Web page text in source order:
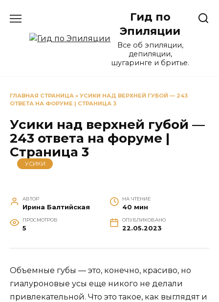
Гид по
Эпиляции
Все об эпиляции,
депиляции,
шугаринге и бритье.
ГЛАВНАЯ СТРАНИЦА » УСИКИ НАД ВЕРХНЕЙ ГУБОЙ — 243
ОТВЕТА НА ФОРУМЕ | СТРАНИЦА 3
Усики над верхней губой —
243 ответа на форуме |
Страница 3
УСИКИ
АВТОР
Ирина Балтийская
НА ЧТЕНИЕ
40 мин
ПРОСМОТРОВ
5
ОПУБЛИКОВАНО
22.05.2023
Объемные губы — это, конечно, красиво, но
гиалуроновые усы еще никого не делали
привлекательной. Что это такое, как выглядят и